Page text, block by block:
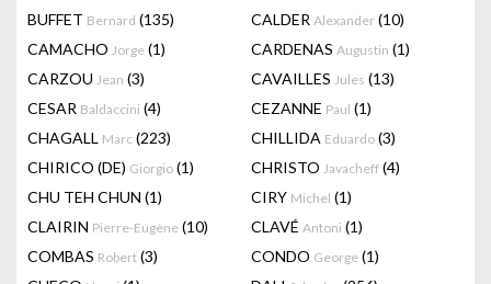
BUFFET Bernard (135) CALDER Alexander (10)
CAMACHO Jorge (1) CARDENAS Augustin (1)
CARZOU Jean (3) CAVAILLES Jules (13)
CESAR Baldaccini (4) CEZANNE Paul (1)
CHAGALL Marc (223) CHILLIDA Eduardo (3)
CHIRICO (DE) Giorgio (1) CHRISTO Javacheff (4)
CHU TEH CHUN (1) CIRY Michel (1)
CLAIRIN Pierre-Eugène (10) CLAVÉ Antoni (1)
COMBAS Robert (3) CONDO George (1)